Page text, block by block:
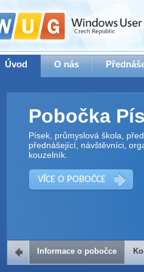
Úvod O nás
Pobočka
Písek, průmyslová škola,
přednášející, návštěvníci,
kouzelník.
VÍCE O POBOČCE
Kontakt na
Informace o pobočce